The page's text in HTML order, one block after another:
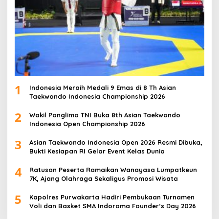
1
Indonesia Meraih Medali 9 Emas di 8 Th Asian
Taekwondo Indonesia Championship 2026
2
Wakil Panglima TNI Buka 8th Asian Taekwondo
Indonesia Open Championship 2026
3
Asian Taekwondo Indonesia Open 2026 Resmi Dibuka,
Bukti Kesiapan RI Gelar Event Kelas Dunia
4
Ratusan Peserta Ramaikan Wanayasa Lumpatkeun
7K, Ajang Olahraga Sekaligus Promosi Wisata
5
Kapolres Purwakarta Hadiri Pembukaan Turnamen
Voli dan Basket SMA Indorama Founder’s Day 2026